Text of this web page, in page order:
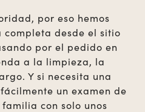
por eso hemos
desde el sitio
por el pedido en
a la limpieza, la
Y si necesita una
un examen de
con solo unos